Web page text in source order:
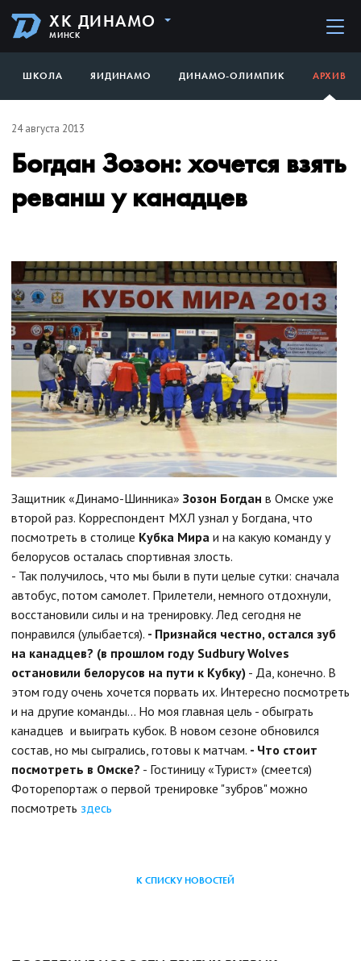
ХК ДИНАМО
МИНСК
ШКОЛА ЯИДИНАМО ДИНАМО-ОЛИМПИК АРХИВ
24 августа 2013
Богдан Зозон: хочется взять
реванш у канадцев
Защитник «Динамо-Шинника» Зозон Богдан в Омске уже
второй раз. Корреспондент МХЛ узнал у Богдана, что
посмотреть в столице Кубка Мира и на какую команду у
белорусов осталась спортивная злость.
- Так получилось, что мы были в пути целые сутки: сначала
автобус, потом самолет. Прилетели, немного отдохнули,
восстановили силы и на тренировку. Лед сегодня не
понравился (улыбается). - Признайся честно, остался зуб
на канадцев? (в прошлом году Sudbury Wolves
остановили белорусов на пути к Кубку) - Да, конечно. В
этом году очень хочется порвать их. Интересно посмотреть
и на другие команды... Но моя главная цель - обыграть
канадцев и выиграть кубок. В новом сезоне обновился
состав, но мы сыгрались, готовы к матчам. - Что стоит
посмотреть в Омске? - Гостиницу «Турист» (смеется)
Фоторепортаж о первой тренировке "зубров" можно
посмотреть здесь
К СПИСКУ НОВОСТЕЙ